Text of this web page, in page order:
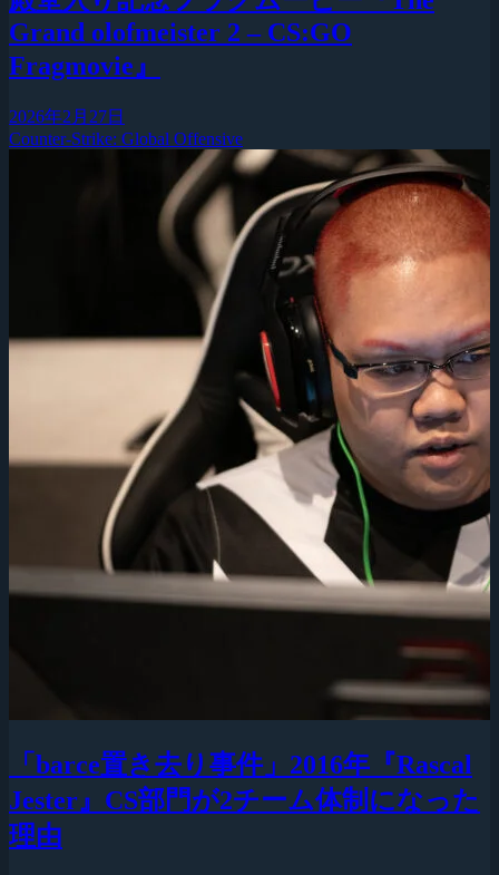
Grand olofmeister 2 – CS:GO
Fragmovie』
2026年2月27日
Counter-Strike: Global Offensive
「barce置き去り事件」2016年『Rascal
Jester』CS部門が2チーム体制になった
理由